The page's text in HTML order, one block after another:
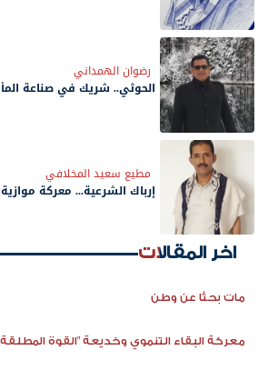
رضوان الهمداني
الحوثي.. شريك في صناعة
مطيع سعيد المخلافي
إرباك الشرعية... معركة
اخر المقالات
مات بحثًا عن وطن
معركة البقاء التنموي وخديعة "القوة